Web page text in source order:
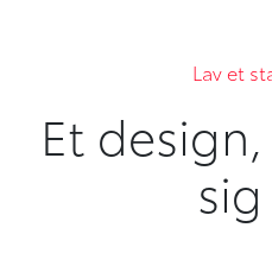
Lav et
Et